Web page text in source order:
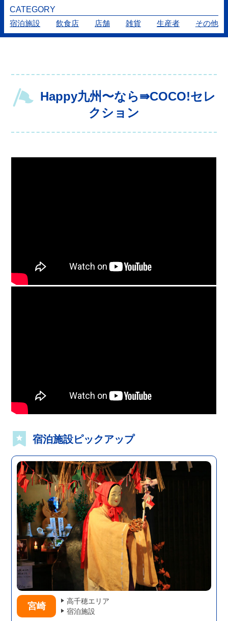
CATEGORY
宿泊施設
飲食店 店舗 雑貨 生産者 その他
Happy九州〜なら⇛COCO!セレ
クション
宿泊施設ピックアップ
宮崎
高千穂エリア
宿泊施設